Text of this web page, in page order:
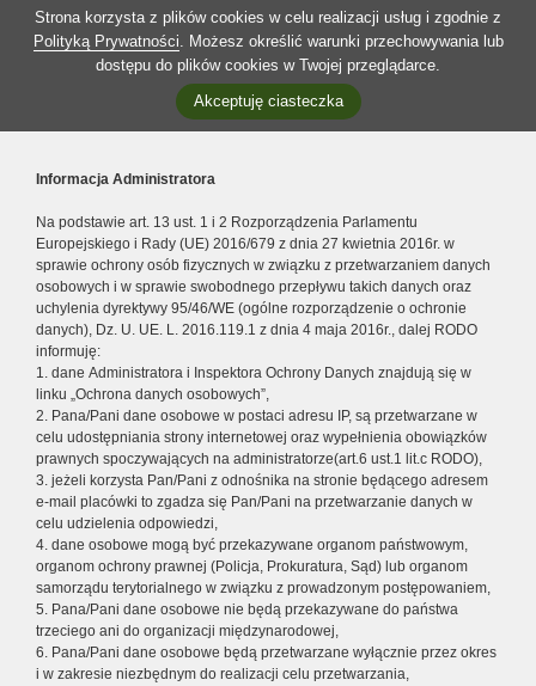
Strona korzysta z plików cookies w celu realizacji usług i zgodnie z
Polityką Prywatności. Możesz określić warunki przechowywania lub
dostępu do plików cookies w Twojej przeglądarce.
Akceptuję ciasteczka
Informacja Administratora
Na podstawie art. 13 ust. 1 i 2 Rozporządzenia Parlamentu
Europejskiego i Rady (UE) 2016/679 z dnia 27 kwietnia 2016r. w
sprawie ochrony osób fizycznych w związku z przetwarzaniem danych
osobowych i w sprawie swobodnego przepływu takich danych oraz
uchylenia dyrektywy 95/46/WE (ogólne rozporządzenie o ochronie
danych), Dz. U. UE. L. 2016.119.1 z dnia 4 maja 2016r., dalej RODO
informuję:
1. dane Administratora i Inspektora Ochrony Danych znajdują się w
linku „Ochrona danych osobowych”,
2. Pana/Pani dane osobowe w postaci adresu IP, są przetwarzane w
celu udostępniania strony internetowej oraz wypełnienia obowiązków
prawnych spoczywających na administratorze(art.6 ust.1 lit.c RODO),
3. jeżeli korzysta Pan/Pani z odnośnika na stronie będącego adresem
e-mail placówki to zgadza się Pan/Pani na przetwarzanie danych w
celu udzielenia odpowiedzi,
4. dane osobowe mogą być przekazywane organom państwowym,
organom ochrony prawnej (Policja, Prokuratura, Sąd) lub organom
samorządu terytorialnego w związku z prowadzonym postępowaniem,
5. Pana/Pani dane osobowe nie będą przekazywane do państwa
trzeciego ani do organizacji międzynarodowej,
6. Pana/Pani dane osobowe będą przetwarzane wyłącznie przez okres
i w zakresie niezbędnym do realizacji celu przetwarzania,